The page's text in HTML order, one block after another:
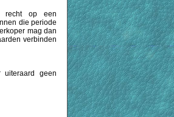
recht op een
die periode
mag dan
verbinden
geen